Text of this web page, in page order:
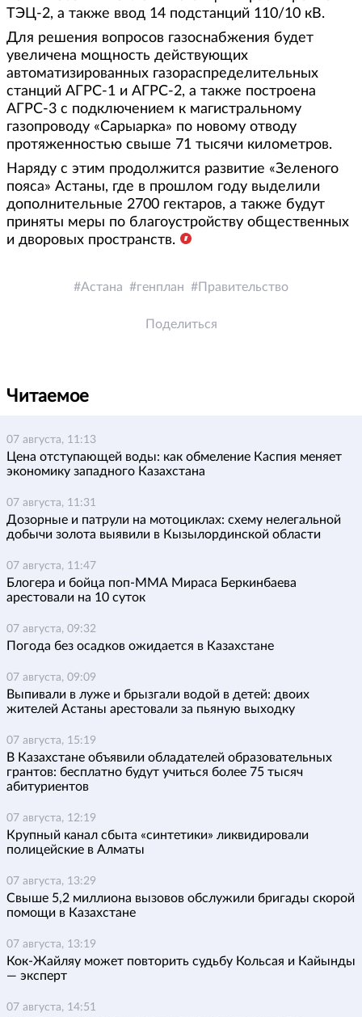
ТЭЦ-2, а также ввод 14 подстанций 110/10 кВ.
Для решения вопросов газоснабжения будет
увеличена мощность действующих
автоматизированных газораспределительных
станций АГРС-1 и АГРС-2, а также построена
АГРС-3 с подключением к магистральному
газопроводу «Сарыарка» по новому отводу
протяженностью свыше 71 тысячи километров.
Наряду с этим продолжится развитие «Зеленого
пояса» Астаны, где в прошлом году выделили
дополнительные 2700 гектаров, а также будут
приняты меры по благоустройству общественных
и дворовых пространств.
Астана генплан Правительство
Поделиться
Читаемое
07 августа, 11:13
Цена отступающей воды: как обмеление Каспия меняет
экономику западного Казахстана
07 августа, 11:31
Дозорные и патрули на мотоциклах: схему нелегальной
добычи золота выявили в Кызылординской области
07 августа, 11:47
Блогера и бойца поп-ММА Мираса Беркинбаева
арестовали на 10 суток
07 августа, 09:32
Погода без осадков ожидается в Казахстане
07 августа, 09:09
Выпивали в луже и брызгали водой в детей: двоих
жителей Астаны арестовали за пьяную выходку
07 августа, 15:19
В Казахстане объявили обладателей образовательных
грантов: бесплатно будут учиться более 75 тысяч
абитуриентов
07 августа, 12:19
Крупный канал сбыта «синтетики» ликвидировали
полицейские в Алматы
07 августа, 13:29
Свыше 5,2 миллиона вызовов обслужили бригады скорой
помощи в Казахстане
07 августа, 13:19
Кок-Жайляу может повторить судьбу Кольсая и Кайынды
— эксперт
07 августа, 14:51